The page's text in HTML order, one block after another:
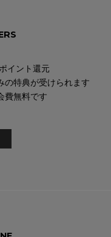
イント還元
の特典が受けられます
費無料です